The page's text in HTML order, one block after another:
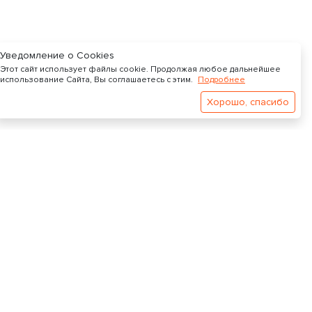
Уведомление о Cookies
Этот сайт использует файлы cookie. Продолжая любое дальнейшее
использование Сайта, Вы соглашаетесь с этим. Подробнее
Хорошо, спасибо